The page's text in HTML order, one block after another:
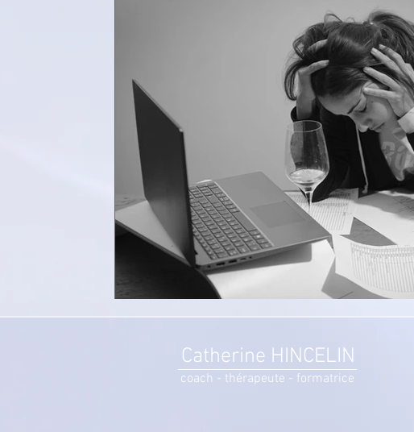
Catherine HINCELIN
coach - thérapeute - formatrice